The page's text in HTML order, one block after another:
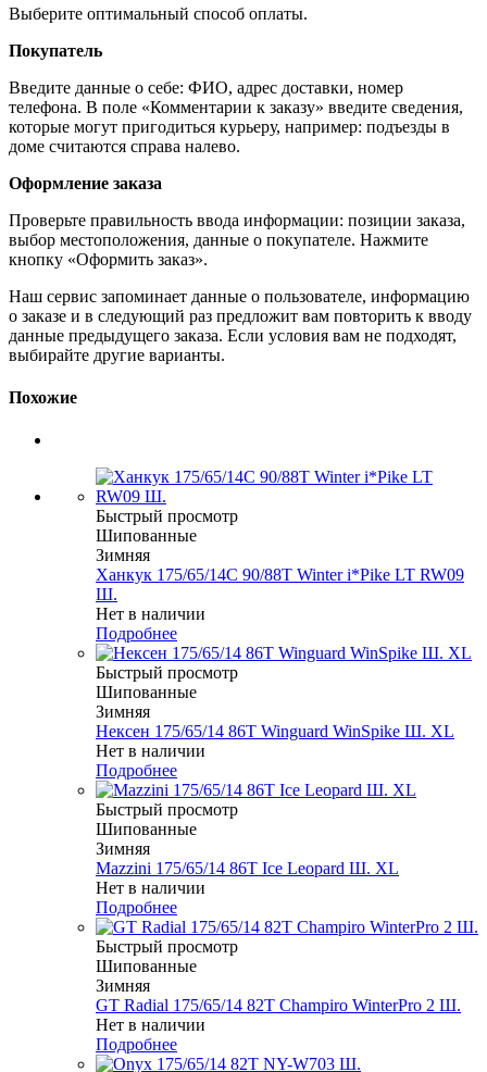
Выберите оптимальный способ оплаты.
Покупатель
Введите данные о себе: ФИО, адрес доставки, номер
телефона. В поле «Комментарии к заказу» введите сведения,
которые могут пригодиться курьеру, например: подъезды в
доме считаются справа налево.
Оформление заказа
Проверьте правильность ввода информации: позиции заказа,
выбор местоположения, данные о покупателе. Нажмите
кнопку «Оформить заказ».
Наш сервис запоминает данные о пользователе, информацию
о заказе и в следующий раз предложит вам повторить к вводу
данные предыдущего заказа. Если условия вам не подходят,
выбирайте другие варианты.
Похожие
Быстрый просмотр
Шипованные
Зимняя
Ханкук 175/65/14C 90/88T Winter i*Pike LT RW09
Ш.
Нет в наличии
Подробнее
Быстрый просмотр
Шипованные
Зимняя
Нексен 175/65/14 86T Winguard WinSpike Ш. XL
Нет в наличии
Подробнее
Быстрый просмотр
Шипованные
Зимняя
Mazzini 175/65/14 86T Ice Leopard Ш. XL
Нет в наличии
Подробнее
Быстрый просмотр
Шипованные
Зимняя
GT Radial 175/65/14 82T Champiro WinterPro 2 Ш.
Нет в наличии
Подробнее